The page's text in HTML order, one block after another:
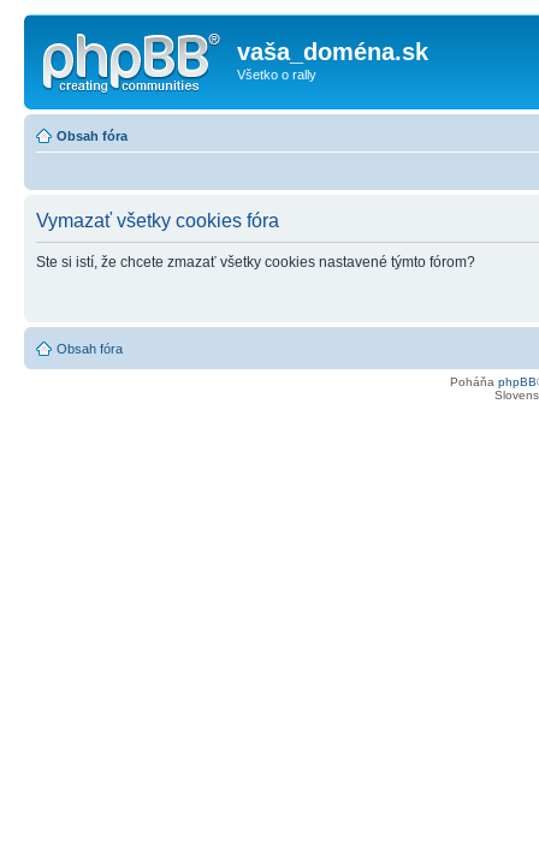
vaša_doména.sk
Všetko o rally
Obsah fóra
Vymazať všetky cookies fóra
Ste si istí, že chcete zmazať všetky cookies nastavené týmto fórom?
Obsah fóra
Poháňa phpBB